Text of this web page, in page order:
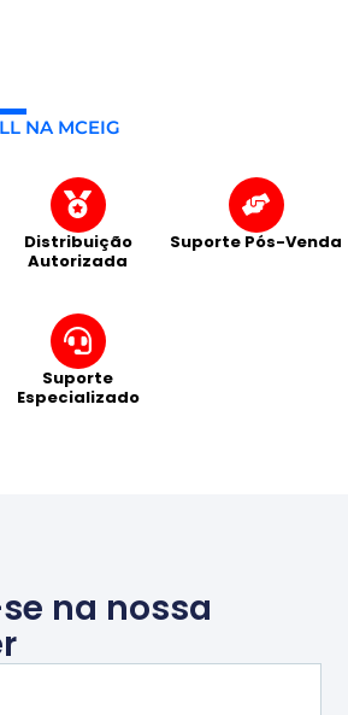
NA MCEIG
Distribuição
Autorizada
Suporte Pós-Venda
Suporte
Especializado
na nossa